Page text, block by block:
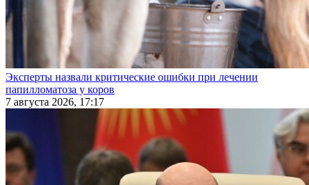
Эксперты назвали критические ошибки при лечении
папилломатоза у коров
7 августа 2026, 17:17